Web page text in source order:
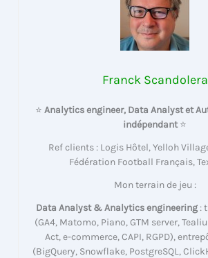
Franck Scandolera
⭐ Analytics engineer, Data Analyst et
indépendant⭐
Ref clients : Logis Hôtel, Yelloh
Fédération Football Français,
Mon terrain de jeu :
Data Analyst & Analytics engineering :
(GA4, Matomo, Piano, GTM server,
Act, e-commerce, CAPI, RGPD),
(BigQuery, Snowflake, PostgreSQL,